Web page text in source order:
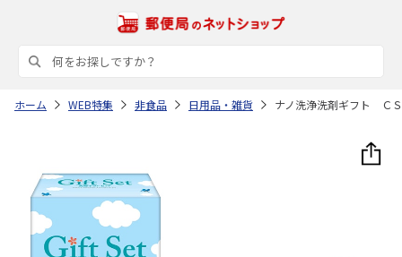
ホーム WEB特集 非食品 日用品・雑貨 ナノ洗浄洗剤ギフト Ｃ